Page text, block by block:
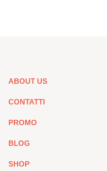
ABOUT US
CONTATTI
PROMO
BLOG
SHOP